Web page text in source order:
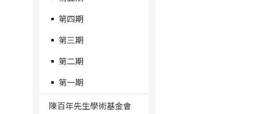
第四期
第三期
第二期
第一期
陳百年先生學術基金會